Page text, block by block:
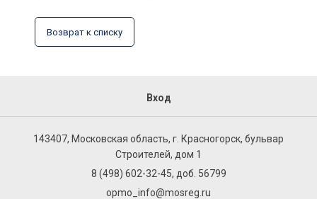
Возврат к списку
Вход
143407, Московская область, г. Красногорск, бульвар
Строителей, дом 1
8 (498) 602-32-45, доб. 56799
opmo_info@mosreg.ru